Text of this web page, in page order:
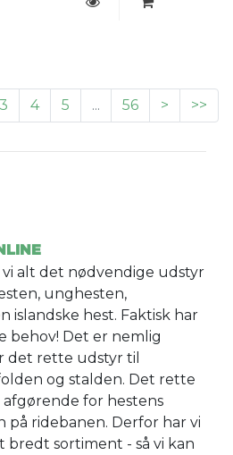
3 4 5 ... 56 > >>
vi alt det nødvendige udstyr
unghesten,
islandske hest. Faktisk har
behov! Det er nemlig
det rette udstyr til
og stalden. Det rette
for hestens
ridebanen. Derfor har vi
bredt sortiment - så vi kan